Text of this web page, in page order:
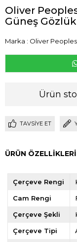
Oliver
Güneş
Marka : Oliver Peoples
Ürün
TAVSIYE ET
ÜRÜN ÖZELLIKLERI
Çerçeve Rengi
Cam Rengi
Çerçeve Şekli
Çerçeve Tipi